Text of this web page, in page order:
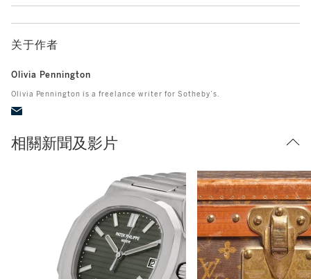
关于作者
Olivia Pennington
Olivia Pennington is a freelance writer for Sotheby’s.
相關新聞及影片